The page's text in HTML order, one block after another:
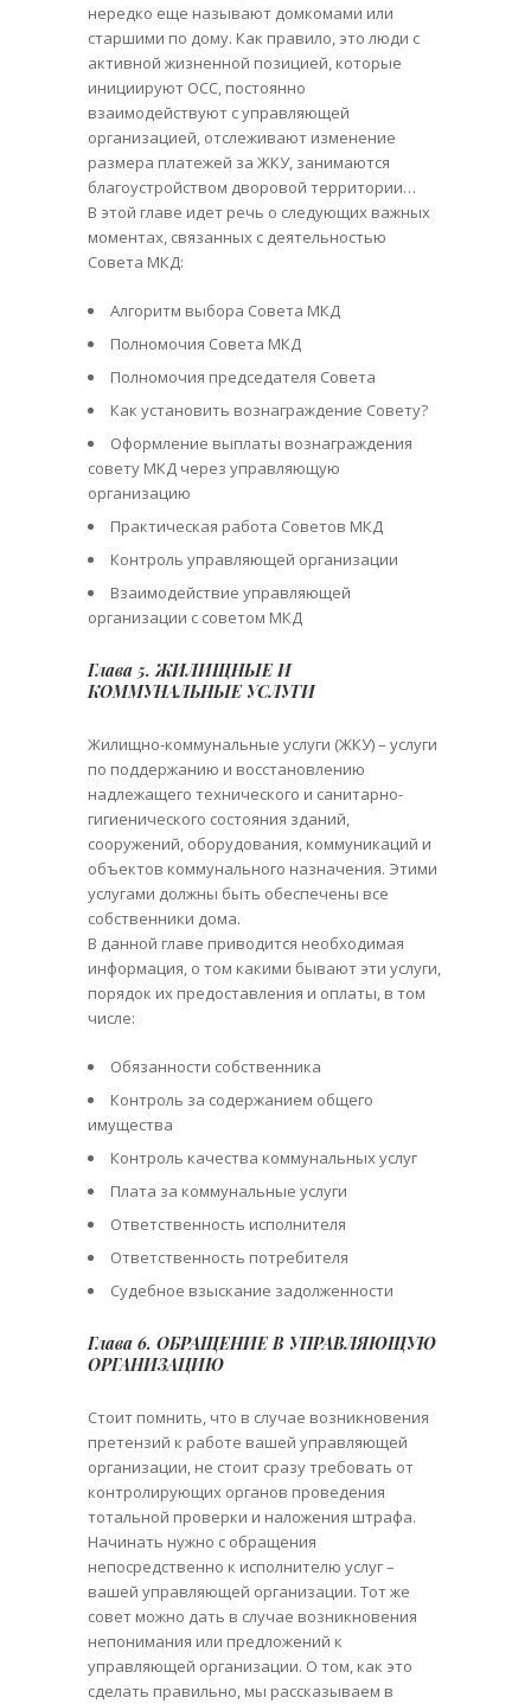
нередко еще называют домкомами или
старшими по дому. Как правило, это люди с
активной жизненной позицией, которые
инициируют ОСС, постоянно
взаимодействуют с управляющей
организацией, отслеживают изменение
размера платежей за ЖКУ, занимаются
благоустройством дворовой территории…
В этой главе идет речь о следующих важных
моментах, связанных с деятельностью
Совета МКД:
Алгоритм выбора Совета МКД
Полномочия Совета МКД
Полномочия председателя Совета
Как установить вознаграждение Совету?
Оформление выплаты вознаграждения
совету МКД через управляющую
организацию
Практическая работа Советов МКД
Контроль управляющей организации
Взаимодействие управляющей
организации с советом МКД
Глава 5. ЖИЛИЩНЫЕ И
КОММУНАЛЬНЫЕ УСЛУГИ
Жилищно-коммунальные услуги (ЖКУ) – услуги
по поддержанию и восстановлению
надлежащего технического и санитарно-
гигиенического состояния зданий,
сооружений, оборудования, коммуникаций и
объектов коммунального назначения. Этими
услугами должны быть обеспечены все
собственники дома.
В данной главе приводится необходимая
информация, о том какими бывают эти услуги,
порядок их предоставления и оплаты, в том
числе:
Обязанности собственника
Контроль за содержанием общего
имущества
Контроль качества коммунальных услуг
Плата за коммунальные услуги
Ответственность исполнителя
Ответственность потребителя
Судебное взыскание задолженности
Глава 6. ОБРАЩЕНИЕ В УПРАВЛЯЮЩУЮ
ОРГАНИЗАЦИЮ
Стоит помнить, что в случае возникновения
претензий к работе вашей управляющей
организации, не стоит сразу требовать от
контролирующих органов проведения
тотальной проверки и наложения штрафа.
Начинать нужно с обращения
непосредственно к исполнителю услуг –
вашей управляющей организации. Тот же
совет можно дать в случае возникновения
непонимания или предложений к
управляющей организации. О том, как это
сделать правильно, мы рассказываем в